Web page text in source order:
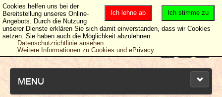
MENU
Ich stimme zu
Ich lehne ab
Cookies helfen uns bei der
Bereitstellung unseres Online-
Angebots. Durch die Nutzung
unserer Dienste erklären Sie sich damit einverstanden, dass wir Cookies
setzen. Sie haben auch die Möglichkeit abzulehnen.
Datenschutzrichtlinie ansehen
Weitere Informationen zu Cookies und ePrivacy